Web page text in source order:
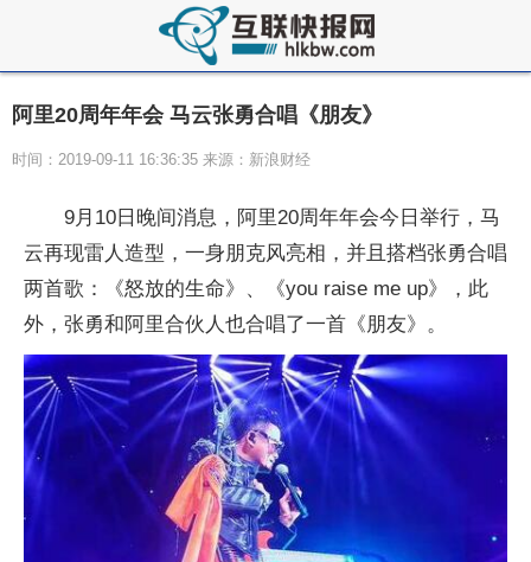
阿里20周年年会 马云张勇合唱《朋友》
时间：2019-09-11 16:36:35 来源：新浪财经
9月10日晚间消息，阿里20周年年会今日举行，马
云再现雷人造型，一身朋克风亮相，并且搭档张勇合唱
两首歌：《怒放的生命》、《you raise me up》，此
外，张勇和阿里合伙人也合唱了一首《朋友》。